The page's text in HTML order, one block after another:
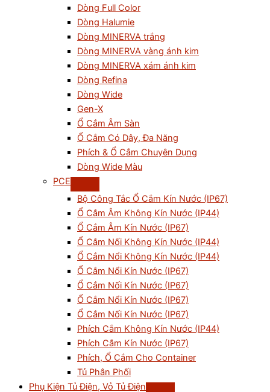
Dòng Full Color
Dòng Halumie
Dòng MINERVA trắng
Dòng MINERVA vàng ánh kim
Dòng MINERVA xám ánh kim
Dòng Refina
Dòng Wide
Gen-X
Ổ Cắm Âm Sàn
Ổ Cắm Có Dây, Đa Năng
Phích & Ổ Cắm Chuyên Dụng
Dòng Wide Màu
PCE
Bộ Công Tắc Ổ Cắm Kín Nước (IP67)
Ổ Cắm Âm Không Kín Nước (IP44)
Ổ Cắm Âm Kín Nước (IP67)
Ổ Cắm Nối Không Kín Nước (IP44)
Ổ Cắm Nổi Không Kín Nước (IP44)
Ổ Cắm Nổi Kín Nước (IP67)
Ổ Cắm Nối Kín Nước (IP67)
Ổ Cắm Nổi Kín Nước (IP67)
Ổ Cắm Nối Kín Nước (IP67)
Phích Cắm Không Kín Nước (IP44)
Phích Cắm Kín Nước (IP67)
Phích, Ổ Cắm Cho Container
Tủ Phân Phối
Phụ Kiện Tủ Điện, Vỏ Tủ Điện